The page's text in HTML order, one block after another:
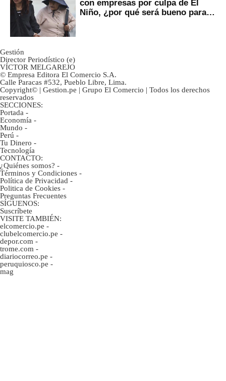
con empresas por culpa de El
Niño, ¿por qué será bueno para
Gestión
Director Periodístico (e)
VÍCTOR MELGAREJO
© Empresa Editora El Comercio S.A.
Calle Paracas #532, Pueblo Libre, Lima.
Copyright© | Gestion.pe | Grupo El Comercio | Todos los derechos
reservados
SECCIONES:
Portada -
Economía -
Mundo -
Perú -
Tu Dinero -
Tecnología
CONTACTO:
¿Quiénes somos? -
Términos y Condiciones -
Política de Privacidad -
Politica de Cookies -
Preguntas Frecuentes
SÍGUENOS:
Suscríbete
VISITE TAMBIÉN:
elcomercio.pe -
clubelcomercio.pe -
depor.com -
trome.com -
diariocorreo.pe -
peruquiosco.pe -
mag